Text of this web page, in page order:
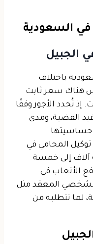
في السعودية
باختلاف
هناك سعر ثابت
تُحدد الأجور وفقًا
القضية، ومدى
حساسيتها
توكيل المحامي في
آلاف إلى خمسة
الأتعاب في
الشخصي المعقد مثل
لما تتطلبه من